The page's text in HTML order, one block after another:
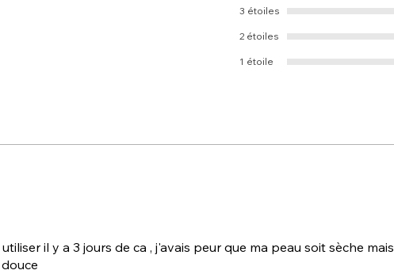
3 étoiles
2 étoiles
1 étoile
il y a 3 jours de ca , j'avais peur que ma peau soit sèche mais